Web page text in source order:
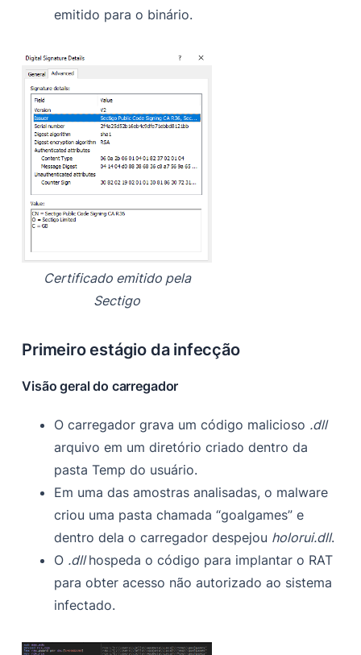
emitido para o binário.
Certificado emitido pela
Sectigo
Primeiro estágio da infecção
Visão geral do carregador
O carregador grava um código malicioso .dll
arquivo em um diretório criado dentro da
pasta Temp do usuário.
Em uma das amostras analisadas, o malware
criou uma pasta chamada “goalgames” e
dentro dela o carregador despejou holorui.dll.
O .dllhospeda o código para implantar o RAT
para obter acesso não autorizado ao sistema
infectado.